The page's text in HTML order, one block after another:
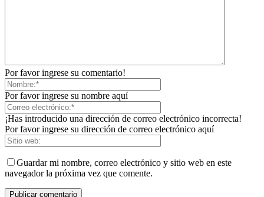
Por favor ingrese su comentario!
Por favor ingrese su nombre aquí
¡Has introducido una dirección de correo electrónico incorrecta!
Por favor ingrese su dirección de correo electrónico aquí
Guardar mi nombre, correo electrónico y sitio web en este
navegador la próxima vez que comente.